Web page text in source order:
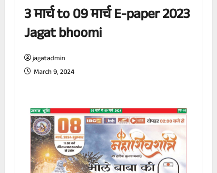
3 मार्च to 09 मार्च E-paper 2023
Jagat bhoomi
jagatadmin
March 9, 2024